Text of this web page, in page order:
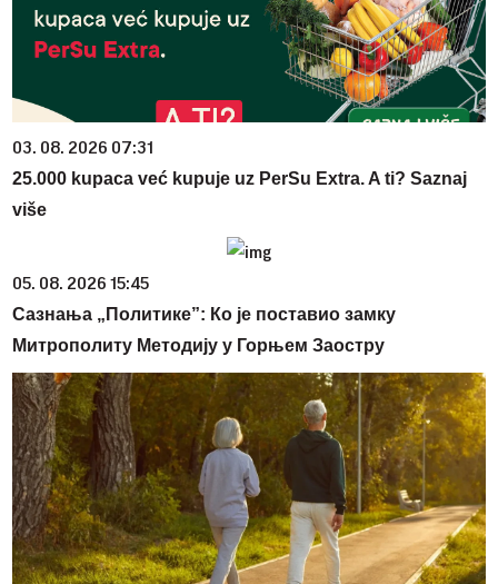
03. 08. 2026 07:31
25.000 kupaca već kupuje uz PerSu Extra. A ti? Saznaj
više
05. 08. 2026 15:45
Сазнања „Политике”: Ко је поставио замку
Митрополиту Методију у Горњем Заостру